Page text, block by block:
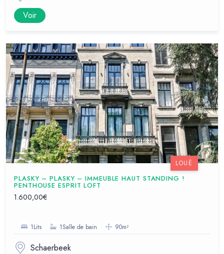
Voir
PLASKY – PLASKY – IMMEUBLE HAUT STANDING !
PENTHOUSE ESPRIT LOFT
1.600,00€
1Lits 1Salle de bain 90m²
Schaerbeek
LOUÉ